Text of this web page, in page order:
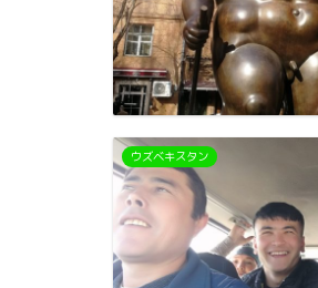
ウズベキスタン